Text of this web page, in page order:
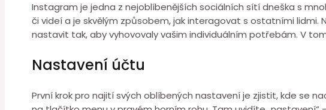
Instagram je jedna z nejoblíbenějších sociálních sítí dneška s
či videí a je skvělým způsobem, jak interagovat s ostatními
nastavit tak, aby vyhovovaly vašim individuálním potřebám. V
Nastavení účtu
První krok pro najití svých oblíbených nastavení je zjistit, kde se